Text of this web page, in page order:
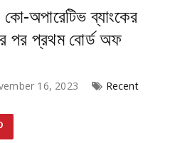
অপারেটিভ ব্যাংকের
পর প্রথম বোর্ড অফ
16, 2023 Recent